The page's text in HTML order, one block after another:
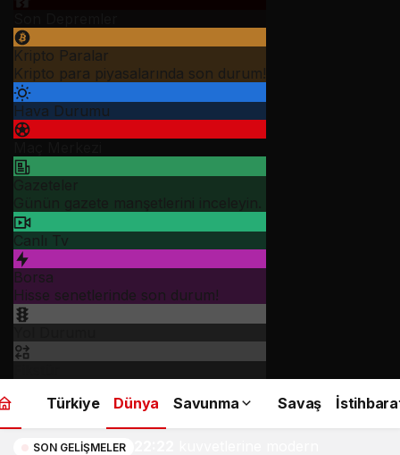
Kripto Paralar
Kripto para piyasalarında son durum!
Hava Durumu
Gazeteler
Günün gazete manşetlerini inceleyin.
Canlı Tv
Borsa
Hisse senetlerinde son durum!
Türkiye
Dünya Savunma Savaş
SON GELIŞMELER
NATO’dan İspanya hava